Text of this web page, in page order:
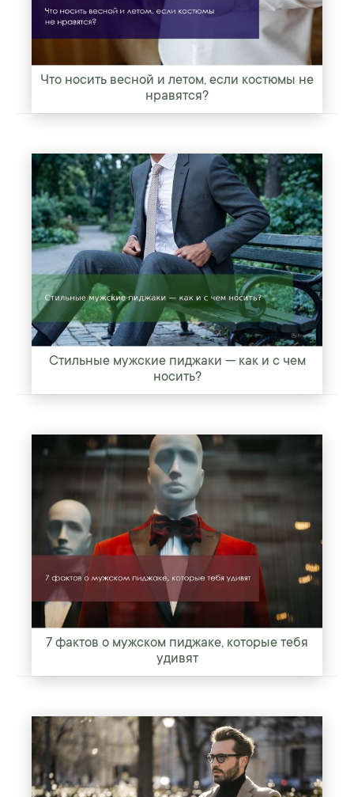
Что носить весной и летом, если костюмы не
нравятся?
Стильные мужские пиджаки — как и с чем
носить?
7 фактов о мужском пиджаке, которые тебя
удивят